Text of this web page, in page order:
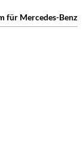
für Mercedes-Benz